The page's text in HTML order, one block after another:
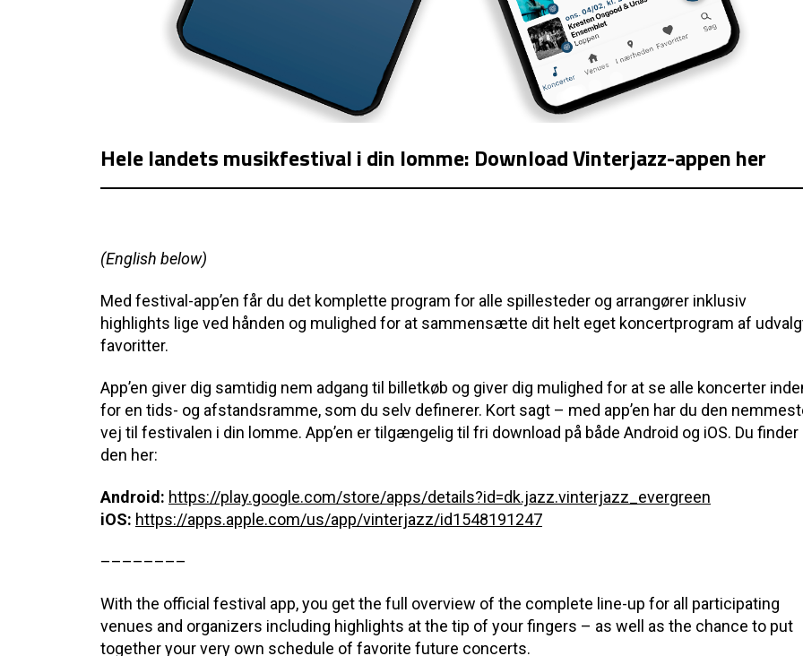
Hele landets musikfestival i din lomme: Download Vinterjazz-appen her
(English below)
Med festival-app’en får du det komplette program for alle spillesteder og arrangører inklusiv
highlights lige ved hånden og mulighed for at sammensætte dit helt eget koncertprogram af
favoritter.
App’en giver dig samtidig nem adgang til billetkøb og giver dig mulighed for at se alle koncerter
for en tids- og afstandsramme, som du selv definerer. Kort sagt – med app’en har du den
vej til festivalen i din lomme. App’en er tilgængelig til fri download på både Android og iOS. Du finder
den her:
Android: https://play.google.com/store/apps/details?id=dk.jazz.vinterjazz_evergreen
iOS: https://apps.apple.com/us/app/vinterjazz/id1548191247
––––––––
With the official festival app, you get the full overview of the complete line-up for all participating
venues and organizers including highlights at the tip of your fingers – as well as the chance to put
together your very own schedule of favorite future concerts.